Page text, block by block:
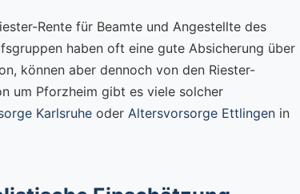
Rente für Beamte und Angestellte des
haben oft eine gute Absicherung über
können aber dennoch von den Riester-
um Pforzheim gibt es viele solcher
Karlsruhe oder Altersvorsorge Ettlingen in